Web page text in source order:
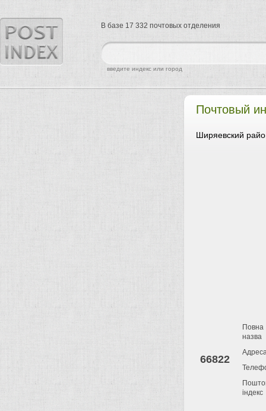
Почтовый
Ширяевский
66822
Повна
назва
індекс
найти
введите индекс или город
В базе 17 332 почтовых отделения